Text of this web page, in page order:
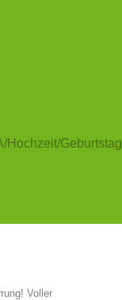
Hochzeit/Geburtstag
Voller